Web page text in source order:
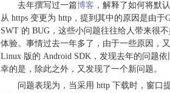
去年撰写过一篇博客 ，解释了如何将默
从 https 变更为 http，提到其中的原因是由于
SWT 的 BUG，这些小问题往往给人带来很
体验。事情过去一年多了，由于一些原因，
Linux 版的 Android SDK，发现去年的问题依
幸的是，除此之外，又发现了一个新问题。
问题表现为，当采用 http 下载时，窗口